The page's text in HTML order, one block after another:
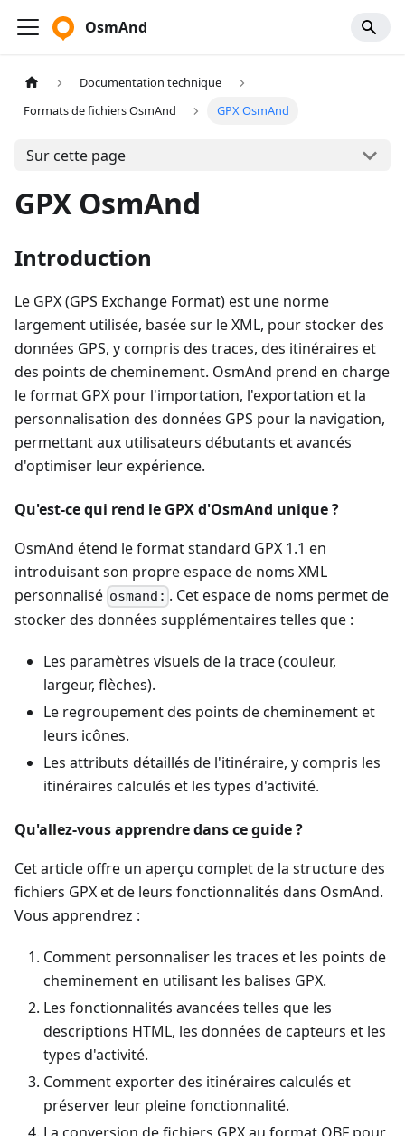
OsmAnd
Documentation technique
Formats de fichiers OsmAnd
GPX OsmAnd
Sur cette page
GPX OsmAnd
Introduction
Le GPX (GPS Exchange Format) est une norme
largement utilisée, basée sur le XML, pour stocker des
données GPS, y compris des traces, des itinéraires et
des points de cheminement. OsmAnd prend en charge
le format GPX pour l'importation, l'exportation et la
personnalisation des données GPS pour la navigation,
permettant aux utilisateurs débutants et avancés
d'optimiser leur expérience.
Qu'est-ce qui rend le GPX d'OsmAnd unique ?
OsmAnd étend le format standard GPX 1.1 en
introduisant son propre espace de noms XML
personnalisé osmand: . Cet espace de noms permet de
stocker des données supplémentaires telles que :
Les paramètres visuels de la trace (couleur,
largeur, flèches).
Le regroupement des points de cheminement et
leurs icônes.
Les attributs détaillés de l'itinéraire, y compris les
itinéraires calculés et les types d'activité.
Qu'allez-vous apprendre dans ce guide ?
Cet article offre un aperçu complet de la structure des
fichiers GPX et de leurs fonctionnalités dans OsmAnd.
Vous apprendrez :
Comment personnaliser les traces et les points de
cheminement en utilisant les balises GPX.
Les fonctionnalités avancées telles que les
descriptions HTML, les données de capteurs et les
types d'activité.
Comment exporter des itinéraires calculés et
préserver leur pleine fonctionnalité.